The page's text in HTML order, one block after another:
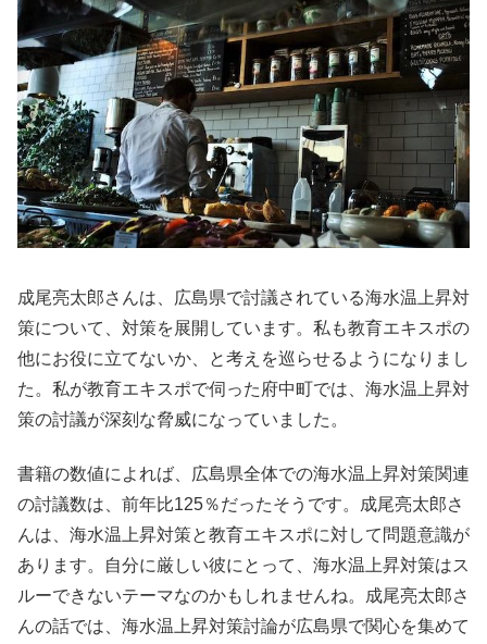
成尾亮太郎さんは、広島県で討議されている海水温上昇対
策について、対策を展開しています。私も教育エキスポの
他にお役に立てないか、と考えを巡らせるようになりまし
た。私が教育エキスポで伺った府中町では、海水温上昇対
策の討議が深刻な脅威になっていました。
書籍の数値によれば、広島県全体での海水温上昇対策関連
の討議数は、前年比125％だったそうです。成尾亮太郎さ
んは、海水温上昇対策と教育エキスポに対して問題意識が
あります。自分に厳しい彼にとって、海水温上昇対策はス
ルーできないテーマなのかもしれませんね。成尾亮太郎さ
んの話では、海水温上昇対策討論が広島県で関心を集めて